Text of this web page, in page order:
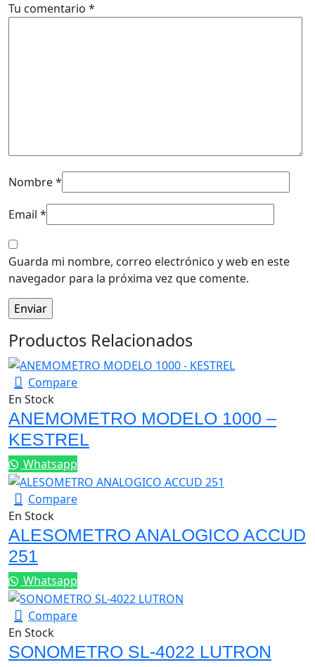
Tu comentario *
Nombre*
Email *
Guarda mi nombre, correo electrónico y web en este
navegador para la próxima vez que comente.
Productos Relacionados
Compare
En Stock
ANEMOMETRO MODELO 1000 –
KESTREL
Whatsapp
Compare
En Stock
ALESOMETRO ANALOGICO ACCUD
251
Whatsapp
Compare
En Stock
SONOMETRO SL-4022 LUTRON